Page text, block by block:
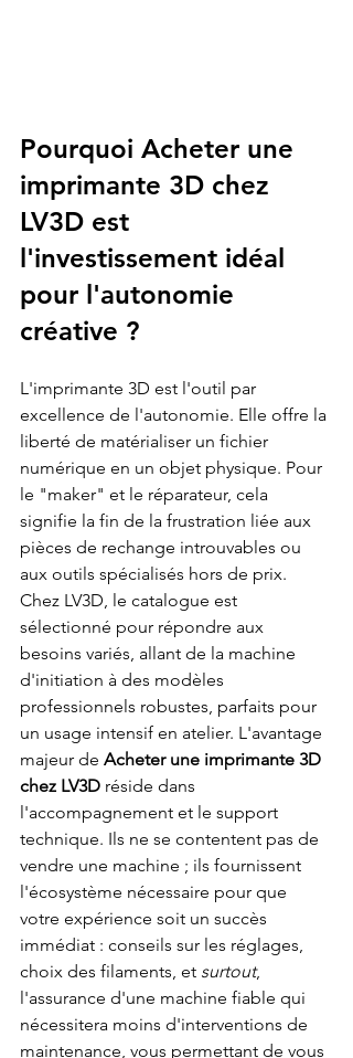
Pourquoi Acheter une
imprimante 3D chez
LV3D est
l'investissement idéal
pour l'autonomie
créative ?
L'imprimante 3D est l'outil par
excellence de l'autonomie. Elle offre la
liberté de matérialiser un fichier
numérique en un objet physique. Pour
le "maker" et le réparateur, cela
signifie la fin de la frustration liée aux
pièces de rechange introuvables ou
aux outils spécialisés hors de prix.
Chez LV3D, le catalogue est
sélectionné pour répondre aux
besoins variés, allant de la machine
d'initiation à des modèles
professionnels robustes, parfaits pour
un usage intensif en atelier. L'avantage
majeur de Acheter une imprimante 3D
chez LV3D réside dans
l'accompagnement et le support
technique. Ils ne se contentent pas de
vendre une machine ; ils fournissent
l'écosystème nécessaire pour que
votre expérience soit un succès
immédiat : conseils sur les réglages,
choix des filaments, et surtout,
l'assurance d'une machine fiable qui
nécessitera moins d'interventions de
maintenance, vous permettant de vous